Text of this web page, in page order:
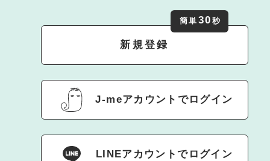
新規登録
簡単 30 秒
J-meアカウントでログイン
LINEアカウントでログイン